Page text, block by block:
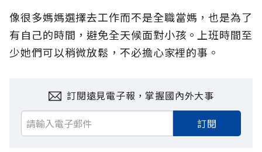
像很多媽媽選擇去工作而不是全職當媽，也是為了
有自己的時間，避免全天候面對小孩。上班時間至
少她們可以稍微放鬆，不必擔心家裡的事。
訂閱遠見電子報，掌握國內外大事
訂閱